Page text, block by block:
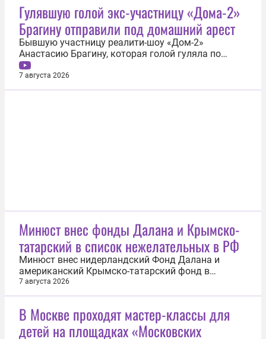
ведомства, оставшийся без...
Гулявшую голой экс-участницу «Дома-2»
Брагину отправили под домашний арест
Бывшую участницу реалити-шоу «Дом-2»
Анастасию Брагину, которая голой гуляла по
Москве, отправили под домашний арест на два
месяца. Заседание суда прошло 7 августа.
Девушку обвиняют в незаконном изготовлении и
7 августа 2026
Минюст внес фонды Далана и Крымско-
татарский в список нежелательных в РФ
Минюст внес нидерландский Фонд Далана и
американский Крымско-татарский фонд в
перечень иностранных и международных
организаций, деятельность которых признана
сделано после решения Генпрокуратуры признать
обе организации нежелательными в стране.
7 августа 2026
В Москве проходят мастер-классы для
детей на площадках «Московских